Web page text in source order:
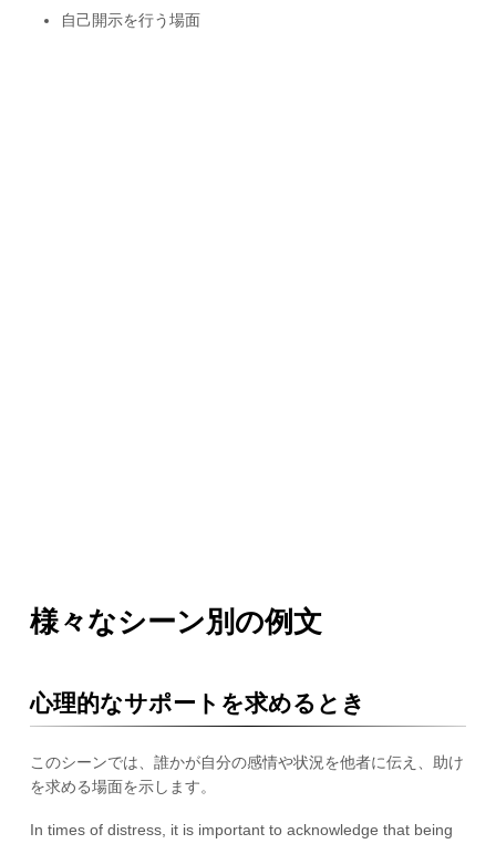
自己開示を行う場面
様々なシーン別の例文
心理的なサポートを求めるとき
このシーンでは、誰かが自分の感情や状況を他者に伝え、助け
を求める場面を示します。
In times of distress, it is important to acknowledge that being